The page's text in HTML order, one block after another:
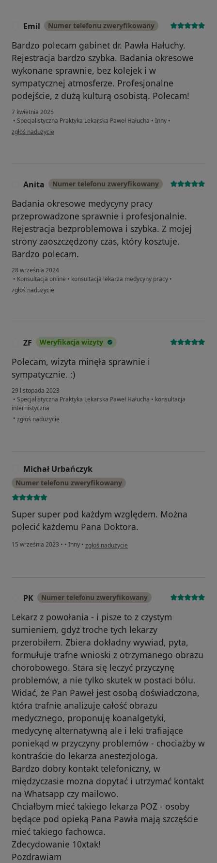
Emil Numer telefonu zweryfikowany
Bardzo polecam gabinet dr. Pawła Hałuchy.
Rejestracja bardzo szybka. Badania okresowe
wykonane sprawnie, bez kolejek i w
sympatycznej atmosferze. Profesjonalne
podejście, z dużą kulturą osobistą. Polecam!
7 kwietnia 2025
• Specjalistyczna Praktyka Lekarska Paweł Hałucha • Inny •
w opinii użytkownika Emil
zgłoś nadużycie
Anita Numer telefonu zweryfikowany
Badania okresowe medycyny pracy
przeprowadzone sprawnie i profesjonalnie.
Rejestracja bezproblemowa i szybka. Z mojej
strony zaoszczędzony czas, który kosztuje.
Bardzo polecam.
28 września 2024
• Konsultacja online • konsultacja lekarza medycyny pracy •
w opinii użytkownika Anita
zgłoś nadużycie
ZF Weryfikacja wizyty
Polecam, wizyta minęła sprawnie i
sympatycznie. :)
29 listopada 2023
• Specjalistyczna Praktyka Lekarska Paweł Hałucha • konsultacja
internistyczna
• w opinii użytkownika ZF
zgłoś nadużycie
Michał Urbańczyk
Numer telefonu zweryfikowany
Super super pod każdym względem. Można
polecić każdemu Pana Doktora.
15 września 2023 • • Inny • w opinii użytkownika Michał Urbańczyk
zgłoś nadużycie
PK Numer telefonu zweryfikowany
Lekarz z powołania - i pisze to z czystym
sumieniem, gdyż troche tych lekarzy
przerobiłem. Zbiera dokładny wywiad, pyta,
formułuje trafne wnioski z otrzymanego obrazu
chorobowego. Stara się leczyć przyczynę
problemów, a nie tylko skutek w postaci bólu.
Widać, że Pan Paweł jest osobą doświadczona,
która trafnie analizuje całość obrazu
medycznego, proponuję koanalgetyki,
medycynę alternatywną ale i leki trafiające
poniekąd w przyczyny problemów - chociażby w
kontraście do lekarza anestezjologa.
Bardzo dobry kontakt telefoniczny, w
międzyczasie mozna dopytać i utrzymać kontakt
na Whatsapp czy mailowo.
Chciałbym mieć takiego lekarza POZ - osoby
będące pod opieką Pana Pawła mają szczęście
mieć takiego fachowca.
Zdecydowanie 10xtak!
Pozdrawiam